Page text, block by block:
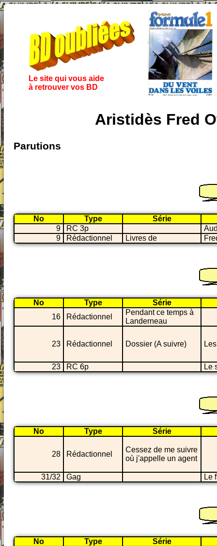
Le site qui vous aide
à retrouver vos BD
Aristidès Fred
Parutions
No Type
Série
9
RC 3p
9
Rédactionnel Livres de
No Type
Série
16
Rédactionnel
Pendant ce temps à
Landerneau
23 Rédactionnel Dossier (A suivre)
23 RC 6p Le
No Type Série
28 Rédactionnel
Cessez de me suivre
où j'appelle un agent
31/32 Gag Le
No Type
Série